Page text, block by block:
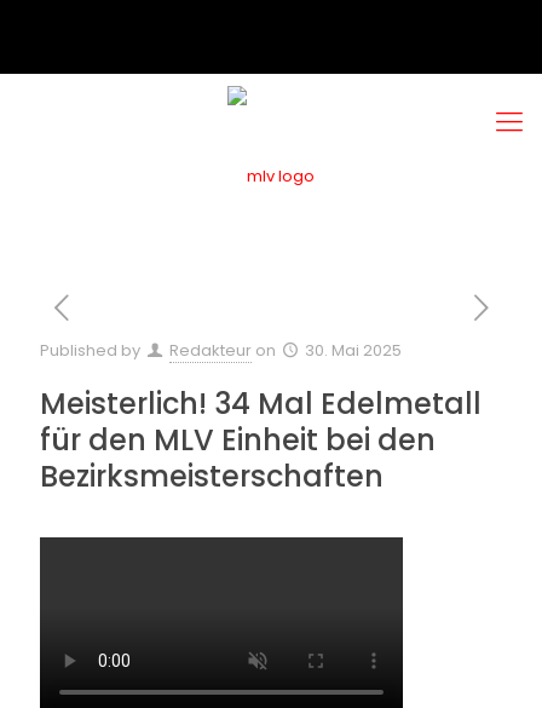
Published by Redakteur on 30. Mai 2025
Meisterlich! 34 Mal Edelmetall
für den MLV Einheit bei den
Bezirksmeisterschaften